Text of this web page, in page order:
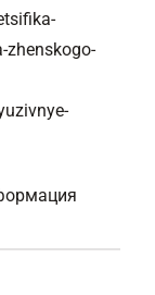
zhenskogo-